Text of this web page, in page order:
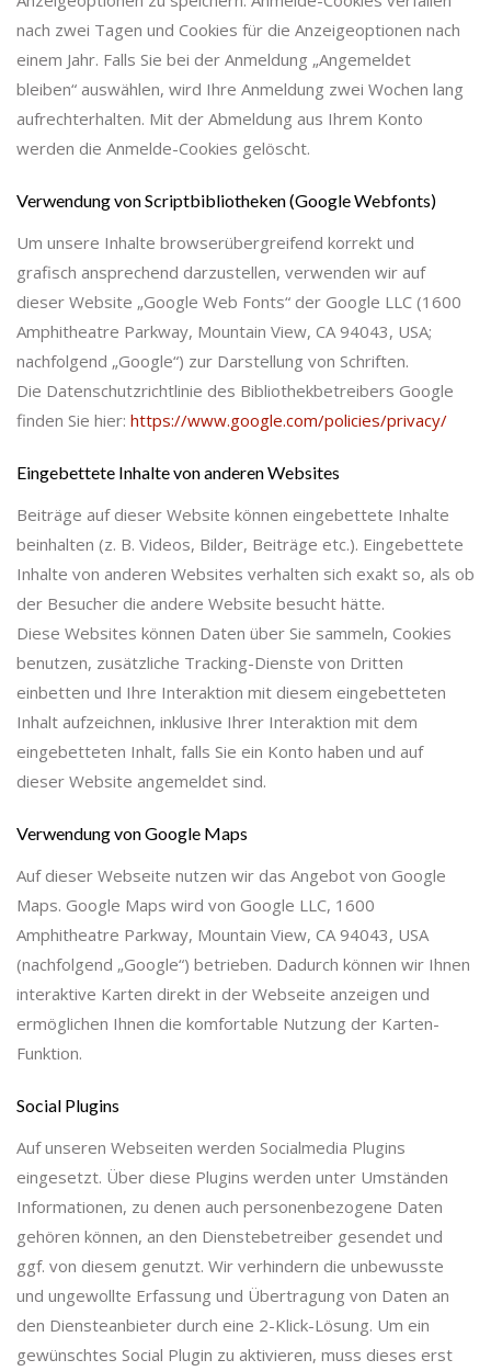
nach zwei Tagen und Cookies für die Anzeigeoptionen nach
einem Jahr. Falls Sie bei der Anmeldung „Angemeldet
bleiben“ auswählen, wird Ihre Anmeldung zwei Wochen lang
aufrechterhalten. Mit der Abmeldung aus Ihrem Konto
werden die Anmelde-Cookies gelöscht.
Verwendung von Scriptbibliotheken (Google Webfonts)
Um unsere Inhalte browserübergreifend korrekt und
grafisch ansprechend darzustellen, verwenden wir auf
dieser Website „Google Web Fonts“ der Google LLC (1600
Amphitheatre Parkway, Mountain View, CA 94043, USA;
nachfolgend „Google“) zur Darstellung von Schriften.
Die Datenschutzrichtlinie des Bibliothekbetreibers Google
finden Sie hier: https://www.google.com/policies/privacy/
Eingebettete Inhalte von anderen Websites
Beiträge auf dieser Website können eingebettete Inhalte
beinhalten (z. B. Videos, Bilder, Beiträge etc.). Eingebettete
Inhalte von anderen Websites verhalten sich exakt so, als ob
der Besucher die andere Website besucht hätte.
Diese Websites können Daten über Sie sammeln, Cookies
benutzen, zusätzliche Tracking-Dienste von Dritten
einbetten und Ihre Interaktion mit diesem eingebetteten
Inhalt aufzeichnen, inklusive Ihrer Interaktion mit dem
eingebetteten Inhalt, falls Sie ein Konto haben und auf
dieser Website angemeldet sind.
Verwendung von Google Maps
Auf dieser Webseite nutzen wir das Angebot von Google
Maps. Google Maps wird von Google LLC, 1600
Amphitheatre Parkway, Mountain View, CA 94043, USA
(nachfolgend „Google“) betrieben. Dadurch können wir Ihnen
interaktive Karten direkt in der Webseite anzeigen und
ermöglichen Ihnen die komfortable Nutzung der Karten-
Funktion.
Social Plugins
Auf unseren Webseiten werden Socialmedia Plugins
eingesetzt. Über diese Plugins werden unter Umständen
Informationen, zu denen auch personenbezogene Daten
gehören können, an den Dienstebetreiber gesendet und
ggf. von diesem genutzt. Wir verhindern die unbewusste
und ungewollte Erfassung und Übertragung von Daten an
den Diensteanbieter durch eine 2-Klick-Lösung. Um ein
gewünschtes Social Plugin zu aktivieren, muss dieses erst